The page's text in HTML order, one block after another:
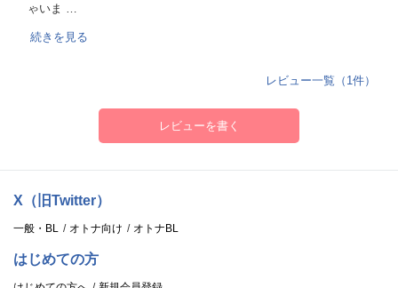
ゃいま …
続きを見る
レビュー一覧（1件）
レビューを書く
X（旧Twitter）
一般・BL オトナ向け オトナBL
はじめての方